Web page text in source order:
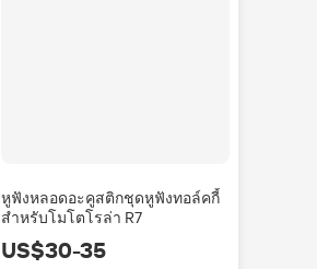
หูฟังหลอดอะคูสติกชุดหูฟังทอล์คกี้
สำหรับโมโตโรล่า R7
US$30-35